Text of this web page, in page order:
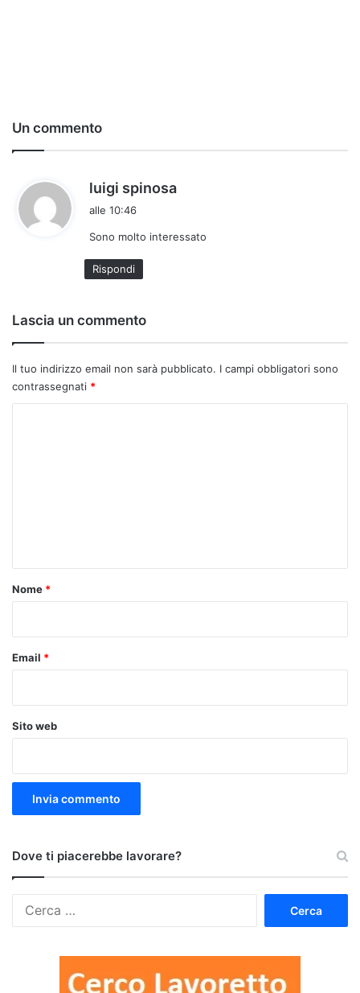
Un commento
luigi spinosa
e
alle 10:46
Sono molto interessato
Rispondi
Lascia un commento
Il tuo indirizzo email non sarà pubblicato. I campi obbligatori sono
contrassegnati *
o
Nome *
Email *
Sito web
Dove ti piacerebbe lavorare?